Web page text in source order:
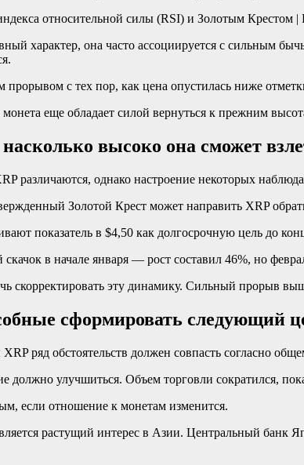
относительной силы (RSI) и Золотым Крестом
характер, она часто ассоциируется с сильным
с тех пор, как цена опустилась ниже
еще обладает силой вернуться к прежним
высоко она сможет
различаются, однако настроение некоторых
Золотой Крест может направить XRP
показатель в $4,50 как долгосрочную цель до
в начале января — рост составил 46%, но
скорректировать эту динамику. Сильный прорыв
сформировать следующий
ряд обстоятельств должен совпасть согласно
должно улучшиться. Объем торговли сократился,
если отношение к монетам изменится.
растущий интерес в Азии. Центральный банк